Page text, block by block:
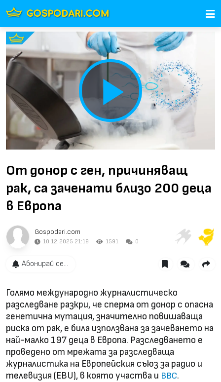
Play
Video
От донор с ген, причиняващ
рак, са заченати близо 200 деца
в Европа
Gospodari.com
10.12.2025 21:19 1591 0
Абонирай се...
Голямо международно журналистическо
разследване разкри, че сперма от донор с опасна
генетична мутация, значително повишаваща
риска от рак, е била използвана за зачеването на
най-малко 197 деца в Европа. Разследването е
проведено от мрежата за разследваща
журналистика на Европейския съюз за радио и
телевизия (EBU), в която участва и BBC.